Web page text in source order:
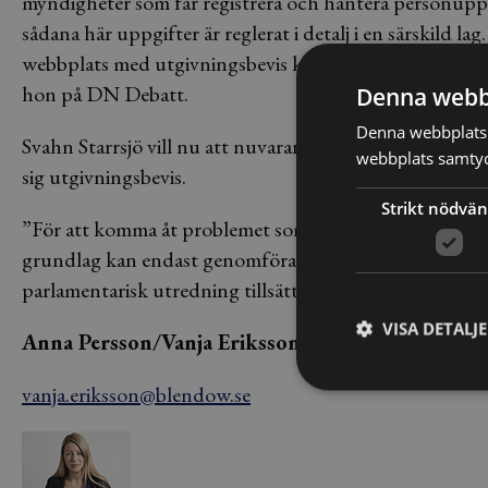
sådana här uppgifter är reglerat i detalj i en särskild
webbplats med utgivningsbevis kan hantera
hon på DN Debatt.
Svahn Starrsjö vill nu att nuvarande grundlagar
sig utgivningsbevis.
”För att komma åt problemet som gör det möjligt att
grundlag kan endast genomföras efter två
parlamentarisk utredning tillsättas så snart det bara är
Anna Persson/Vanja Eriksson
vanja.eriksson@blendow.se
Denna
Denna
webbplats
Strikt
VISA